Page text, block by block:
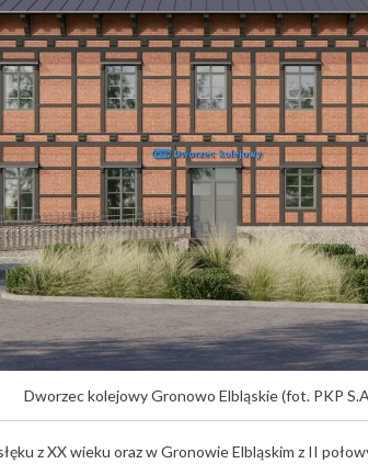
Dworzec kolejowy Gronowo Elbląskie (fot. PKP
z XX wieku oraz w Gronowie Elbląskim z II